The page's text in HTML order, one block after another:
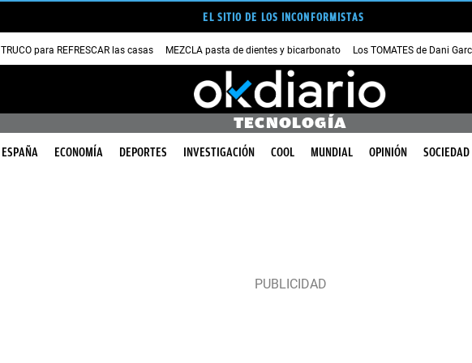
EL SITIO DE LOS INCONFORMISTAS
TRUCO para REFRESCAR las casas MEZCLA pasta de dientes y bicarbonato Los TOMATES de Dani
TECNOLOGÍA
ESPAÑA ECONOMÍA DEPORTES INVESTIGACIÓN COOL MUNDIAL OPINIÓN SOCIEDAD